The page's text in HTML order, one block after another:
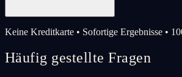
Keine Kreditkarte • Sofortige Ergebnisse •
Häufig gestellte Fragen